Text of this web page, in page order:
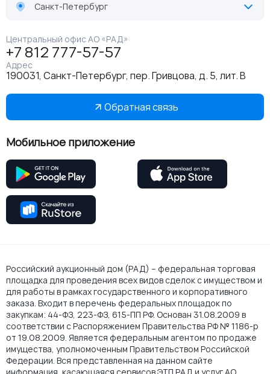
Санкт-Петербург
Центральный офис АО «РАД»
+7 812 777-57-57
Адрес
190031, Санкт-Петербург, пер. Гривцова, д. 5, лит. В
Обратная связь
Мобильное приложение
Российский аукционный дом (РАД) – федеральная торговая
площадка для проведения всех видов сделок с имуществом и
для работы в рамках государственного и корпоративного
заказа. Входит в перечень федеральных площадок по
закупкам: 44-ФЗ, 223-ФЗ, 615-ПП РФ. Основан 31.08.2009 в
соответствии с Распоряжением Правительства РФ № 1186-р
от 19.08.2009. Является федеральным агентом по продаже
имущества, уполномоченным Правительством Российской
Федерации. Вся представленная на данном сайте